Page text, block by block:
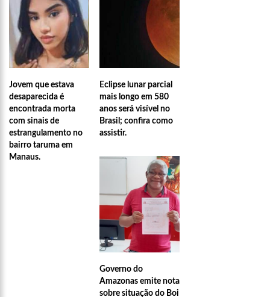
21:51 ARTECULTURA | CARNAILHA
Jovem que estava
desaparecida é
encontrada morta
com sinais de
estrangulamento no
bairro taruma em
Manaus.
Eclipse lunar parcial
mais longo em 580
anos será visível no
Brasil; confira como
assistir.
Governo do
Amazonas emite nota
sobre situação do Boi